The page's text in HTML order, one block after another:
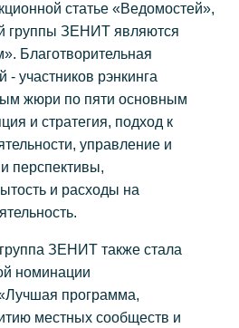
статье «Ведомостей»,
группы ЗЕНИТ являются
Благотворительная
- участников рэнкинга
жюри по пяти основным
и стратегия, подход к
управление и
перспективы,
и расходы на
ЗЕНИТ также стала
номинации
программа,
местных сообществ и